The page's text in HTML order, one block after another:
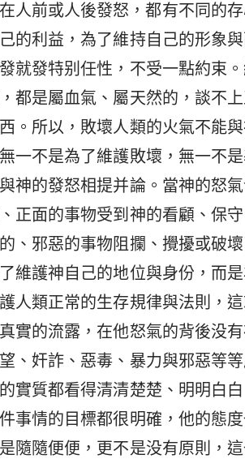
人前或人後發怒，都有不同的
的利益，為了維持自己的形象
就發特别任性，不受一點約束
都是屬血氣、屬天然的，談不
。所以，敗壞人類的火氣不能
一不是為了維護敗壞，無一不
神的發怒相提并論。當神的怒
正面的事物受到神的看顧、保
、邪惡的事物阻攔、攪擾或破
維護神自己的地位與身份，而
人類正常的生存規律與法則，
實的流露，在他怒氣的背後没
、奸詐、惡毒、暴力與邪惡等
實質都看得清清楚楚、明明白
事情的目標都很明確，他的態
隨隨便便，更不是没有原則，